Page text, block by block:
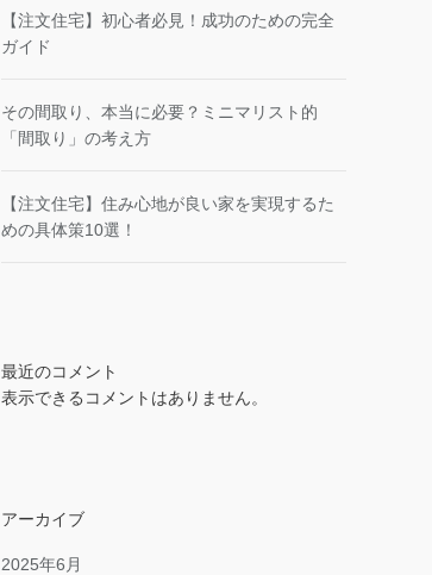
【注文住宅】初心者必見！成功のための完全
ガイド
その間取り、本当に必要？ミニマリスト的
「間取り」の考え方
【注文住宅】住み心地が良い家を実現するた
めの具体策10選！
最近のコメント
表示できるコメントはありません。
アーカイブ
2025年6月